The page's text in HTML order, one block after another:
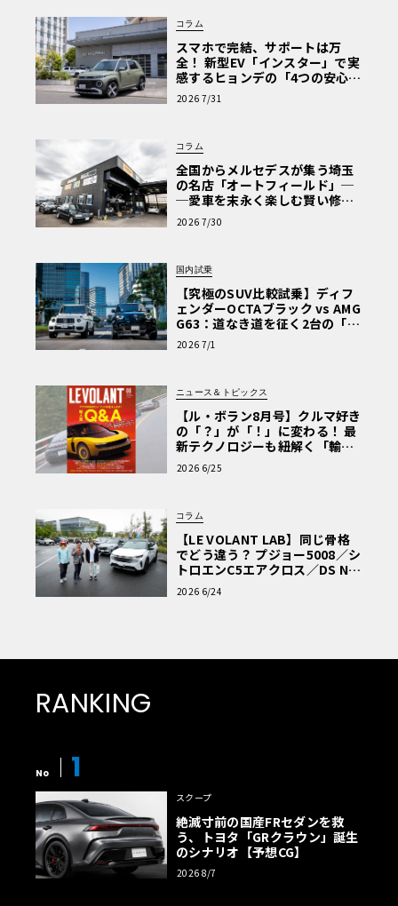
コラム
スマホで完結、サポートは万
全！ 新型EV「インスター」で実
感するヒョンデの「4つの安心」
【第1回・ヒョンデ6つの疑問：
Why? Hyundai?】〈PR〉
2026 7/31
コラム
全国からメルセデスが集う埼玉
の名店「オートフィールド」─
─愛車を末永く楽しむ賢い修理
術と、プロがフックス製オイル
を選ぶ理由〈PR〉
2026 7/30
国内試乗
【究極のSUV比較試乗】ディフ
ェンダーOCTAブラック vs AMG
G63：道なき道を征く2台の「対
極的アプローチ」
2026 7/1
ニュース＆トピックス
【ル・ボラン8月号】クルマ好き
の「？」が「！」に変わる！ 最
新テクノロジーも紐解く「輸入
車Q&A」
2026 6/25
コラム
【LE VOLANT LAB】同じ骨格
でどう違う？ プジョー5008／シ
トロエンC5エアクロス／DS Nº4
読者一気乗りレポート
2026 6/24
RANKING
No 1
スクープ
絶滅寸前の国産FRセダンを救
う、トヨタ「GRクラウン」誕生
のシナリオ【予想CG】
2026 8/7